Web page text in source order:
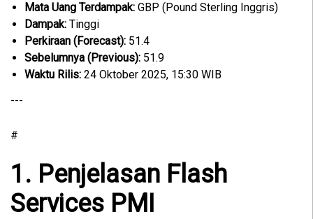
Mata Uang Terdampak: GBP (Pound Sterling Inggris)
Dampak: Tinggi
Perkiraan (Forecast): 51.4
Sebelumnya (Previous): 51.9
Waktu Rilis: 24 Oktober 2025, 15:30 WIB
---
#
1. Penjelasan Flash
Services PMI